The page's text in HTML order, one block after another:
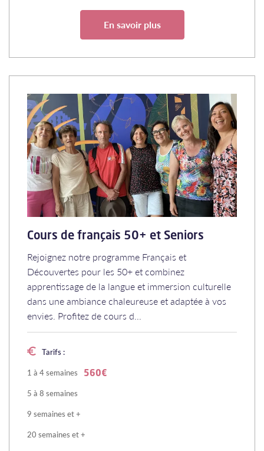
En savoir plus
Cours de français 50+ et Seniors
Rejoignez notre programme Français et
Découvertes pour les 50+ et combinez
apprentissage de la langue et immersion culturelle
dans une ambiance chaleureuse et adaptée à vos
envies. Profitez de cours d...
Tarifs :
1 à 4 semaines
560€
5 à 8 semaines
9 semaines et +
20 semaines et +